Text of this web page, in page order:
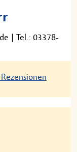
| Tel.: 03378-